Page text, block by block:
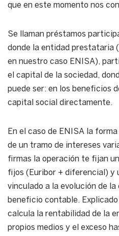
que en este momento nos
Se llaman préstamos
donde la entidad prestataria
en nuestro caso ENISA),
el capital de la sociedad,
puede ser: en los beneficios
capital social directamente.
En el caso de ENISA la forma
de un tramo de intereses
firmas la operación te fijan
fijos (Euribor + diferencial) y
vinculado a la evolución de la
beneficio contable.
calcula la rentabilidad de la
propios medios y el exceso